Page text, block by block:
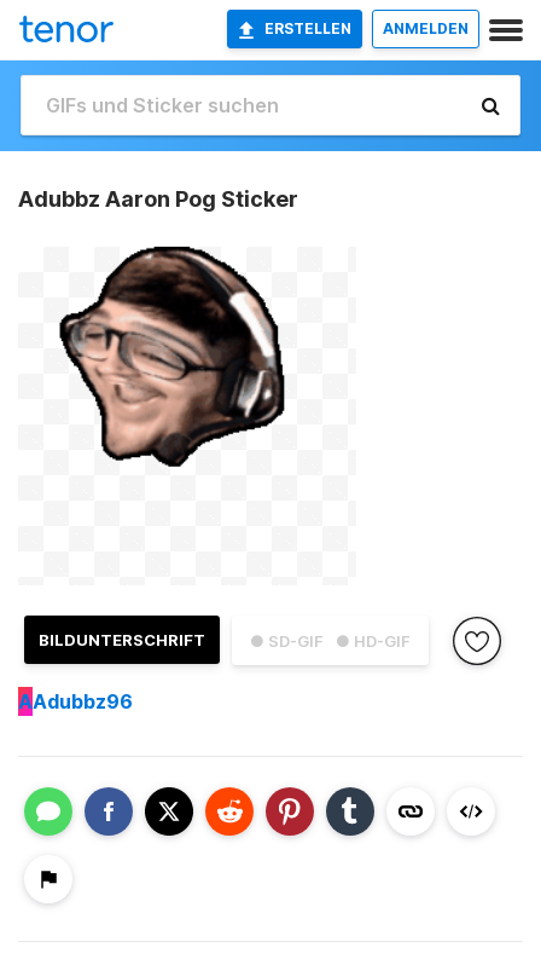
ERSTELLEN ANMELDEN
Adubbz Aaron Pog Sticker
● SD-GIF ● HD-GIF
BILDUNTERSCHRIFT
AAdubbz96